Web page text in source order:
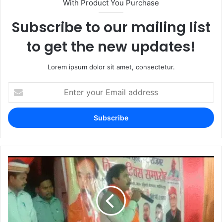
With Product You Purchase
Subscribe to our mailing list
to get the new updates!
Lorem ipsum dolor sit amet, consectetur.